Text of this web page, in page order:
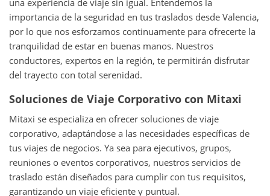
importancia de la seguridad en tus traslados desde Valencia,
por lo que nos esforzamos continuamente para ofrecerte la
tranquilidad de estar en buenas manos. Nuestros
conductores, expertos en la región, te permitirán disfrutar
del trayecto con total serenidad.
Soluciones de Viaje Corporativo con Mitaxi
Mitaxi se especializa en ofrecer soluciones de viaje
corporativo, adaptándose a las necesidades específicas de
tus viajes de negocios. Ya sea para ejecutivos, grupos,
reuniones o eventos corporativos, nuestros servicios de
traslado están diseñados para cumplir con tus requisitos,
garantizando un viaje eficiente y puntual.